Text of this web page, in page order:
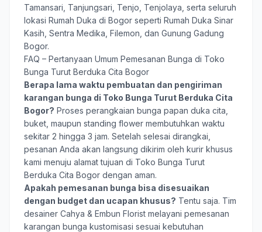
Tamansari, Tanjungsari, Tenjo, Tenjolaya, serta seluruh
lokasi Rumah Duka di Bogor seperti Rumah Duka Sinar
Kasih, Sentra Medika, Filemon, dan Gunung Gadung
Bogor.
FAQ – Pertanyaan Umum Pemesanan Bunga di Toko
Bunga Turut Berduka Cita Bogor
Berapa lama waktu pembuatan dan pengiriman
karangan bunga di Toko Bunga Turut Berduka Cita
Bogor? Proses perangkaian bunga papan duka cita,
buket, maupun standing flower membutuhkan waktu
sekitar 2 hingga 3 jam. Setelah selesai dirangkai,
pesanan Anda akan langsung dikirim oleh kurir khusus
kami menuju alamat tujuan di Toko Bunga Turut
Berduka Cita Bogor dengan aman.
Apakah pemesanan bunga bisa disesuaikan
dengan budget dan ucapan khusus? Tentu saja. Tim
desainer Cahya & Embun Florist melayani pemesanan
karangan bunga kustomisasi sesuai kebutuhan